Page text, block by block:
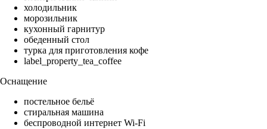
холодильник
морозильник
кухонный гарнитур
обеденный стол
турка для приготовления кофе
label_property_tea_coffee
Оснащение
постельное бельё
стиральная машина
беспроводной интернет Wi-Fi